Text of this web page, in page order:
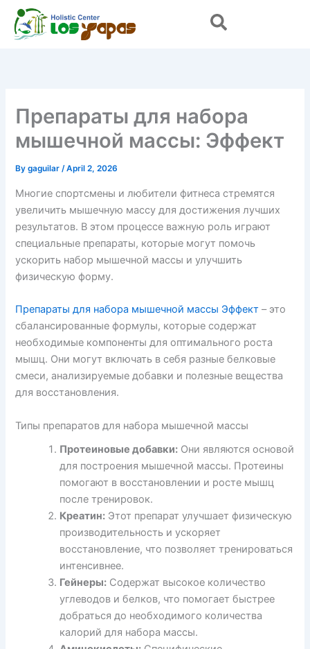
Skip
content
Препараты для набора
мышечной массы: Эффект
Bygaguilar/April 2, 2026
Многие спортсмены и любители фитнеса стремятся
увеличить мышечную массу для достижения лучших
результатов. В этом процессе важную роль играют
специальные препараты, которые могут помочь
ускорить набор мышечной массы и улучшить
физическую форму.
Препараты для набора мышечной массы Эффект – это
сбалансированные формулы, которые содержат
необходимые компоненты для оптимального роста
мышц. Они могут включать в себя разные белковые
смеси, анализируемые добавки и полезные вещества
для восстановления.
Типы препаратов для набора мышечной массы
Протеиновые добавки: Они являются основой
для построения мышечной массы. Протеины
помогают в восстановлении и росте мышц
после тренировок.
Креатин: Этот препарат улучшает физическую
производительность и ускоряет
восстановление, что позволяет тренироваться
интенсивнее.
Гейнеры: Содержат высокое количество
углеводов и белков, что помогает быстрее
добраться до необходимого количества
калорий для набора массы.